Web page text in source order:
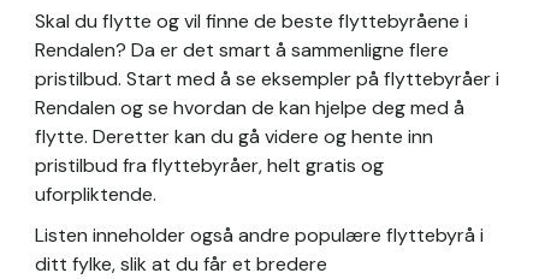
Skal du flytte og vil finne de beste flyttebyråene i
Rendalen? Da er det smart å sammenligne flere
pristilbud. Start med å se eksempler på flyttebyråer i
Rendalen og se hvordan de kan hjelpe deg med å
flytte. Deretter kan du gå videre og hente inn
pristilbud fra flyttebyråer, helt gratis og
uforpliktende.
Listen inneholder også andre populære flyttebyrå i
ditt fylke, slik at du får et bredere